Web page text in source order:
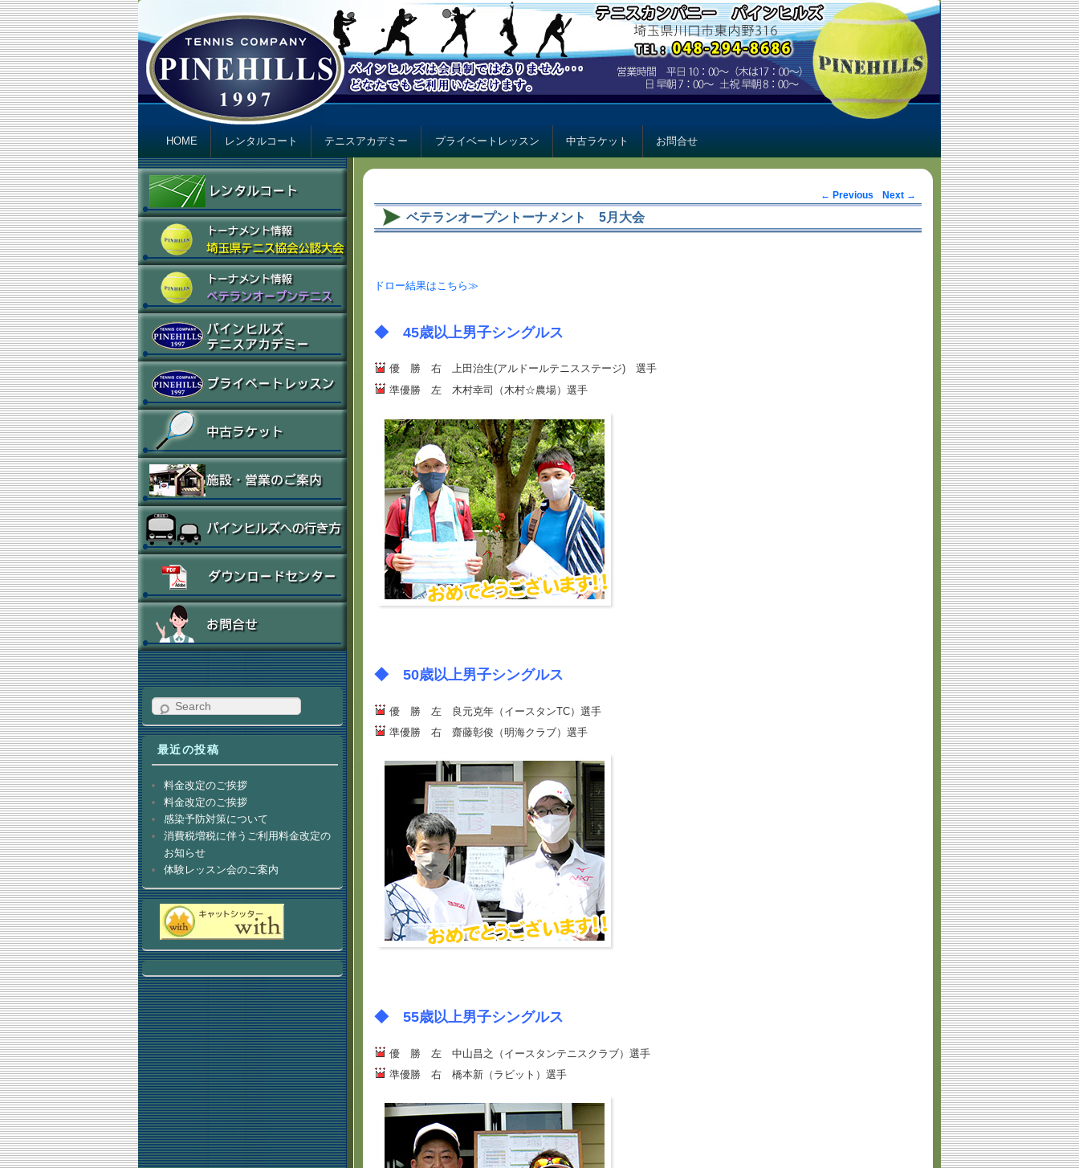
テニスカンパニー パインヒルズ
Just another テニスカンパニー パインヒルズ
Primary menu
Skip to primary content
Skip to secondary content
HOME レンタルコート テニスアカデミー プライベートレッスン 中古ラケット お問合せ
Post navigation
← Previous Next →
ベテランオープントーナメント 5月大会
ドロー結果はこちら≫
◆ 45歳以上男子シングルス
優 勝 右 上田治生(アルドールテニスステージ) 選手
準優勝 左 木村幸司（木村☆農場）選手
◆ 50歳以上男子シングルス
優 勝 左 良元克年（イースタンTC）選手
準優勝 右 齋藤彰俊（明海クラブ）選手
◆ 55歳以上男子シングルス
優 勝 左 中山昌之（イースタンテニスクラブ）選手
準優勝 右 橋本新（ラビット）選手
Search
最近の投稿
料金改定のご挨拶
料金改定のご挨拶
感染予防対策について
消費税増税に伴うご利用料金改定の
お知らせ
体験レッスン会のご案内